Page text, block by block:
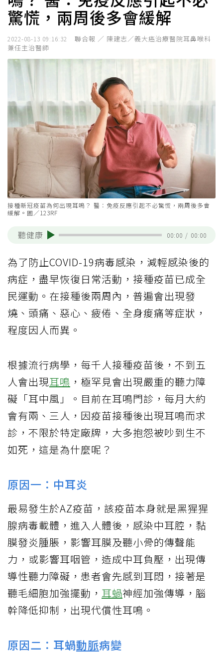
驚慌，兩周後多會緩解
2022-08-13 09:16:32
聯合報 ／ 陳建志／義大癌治療醫院耳鼻喉科
兼任主治醫師
接種新冠疫苗為何出現耳鳴？ 醫：免疫反應引起不必驚慌，兩周後多會
緩解。圖／123RF
聽健康 00:00 / 00:00
為了防止COVID-19病毒感染，減輕感染後的
病症，盡早恢復日常活動，接種疫苗已成全
民運動。在接種後兩周內，普遍會出現發
燒、頭痛、惡心、疲倦、全身痠痛等症狀，
程度因人而異。
根據流行病學，每千人接種疫苗後，不到五
人會出現耳鳴 ，極罕見會出現嚴重的聽力障
礙「耳中風」。目前在耳鳴門診，每月大約
會有兩、三人，因疫苗接種後出現耳鳴而求
診，不限於特定廠牌，大多抱怨被吵到生不
如死，這是為什麼呢？
原因一：中耳炎
最易發生於AZ疫苗，該疫苗本身就是黑猩猩
腺病毒載體，進入人體後，感染中耳腔，黏
膜發炎腫脹，影響耳膜及聽小骨的傳聲能
力，或影響耳咽管，造成中耳負壓，出現傳
導性聽力障礙，患者會先感到耳悶，接著是
聽毛細胞加強擺動， 耳蝸神經加強傳導，腦
幹降低抑制，出現代償性耳鳴。
原因二：耳蝸動脈病變